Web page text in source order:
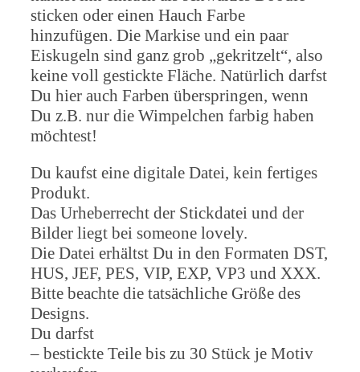
sticken oder einen Hauch Farbe
hinzufügen. Die Markise und ein paar
Eiskugeln sind ganz grob „gekritzelt“, also
keine voll gestickte Fläche. Natürlich darfst
Du hier auch Farben überspringen, wenn
Du z.B. nur die Wimpelchen farbig haben
möchtest!
Du kaufst eine digitale Datei, kein fertiges
Produkt.
Das Urheberrecht der Stickdatei und der
Bilder liegt bei someone lovely.
Die Datei erhältst Du in den Formaten DST,
HUS, JEF, PES, VIP, EXP, VP3 und XXX.
Bitte beachte die tatsächliche Größe des
Designs.
Du darfst
– bestickte Teile bis zu 30 Stück je Motiv